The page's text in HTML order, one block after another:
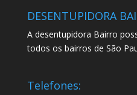
DESENTUPIDORA
A desentupidora Bairro
todos os bairros de São
Telefones: